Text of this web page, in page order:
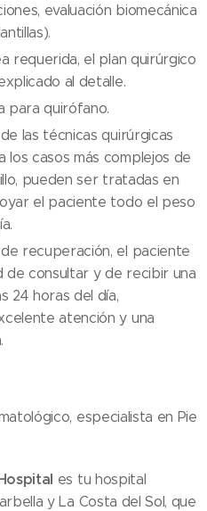
evaluación biomecánica
requerida, el plan quirúrgico
al detalle.
para quirófano.
las técnicas quirúrgicas
los casos más complejos de
pueden ser tratadas en
el paciente todo el peso
recuperación, el paciente
de consultar y de recibir una
24 horas del día,
atención y una
especialista en Pie
es tu hospital
y La Costa del Sol, que